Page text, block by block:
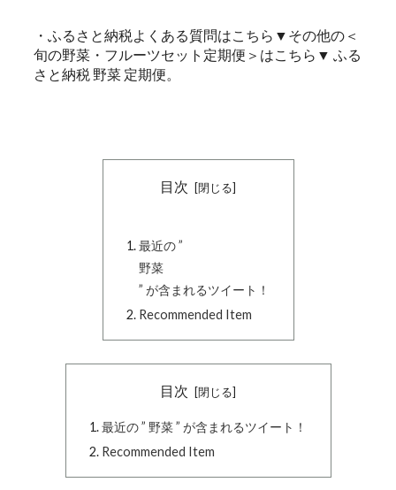
・ふるさと納税よくある質問はこちら▼その他の＜
旬の野菜・フルーツセット定期便＞はこちら▼ ふる
さと納税 野菜 定期便。
目次
最近の ”
野菜
” が含まれるツイート！
Recommended Item
目次
最近の ” 野菜 ” が含まれるツイート！
Recommended Item